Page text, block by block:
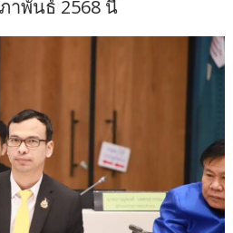
าพันธ์ 2568 นี้